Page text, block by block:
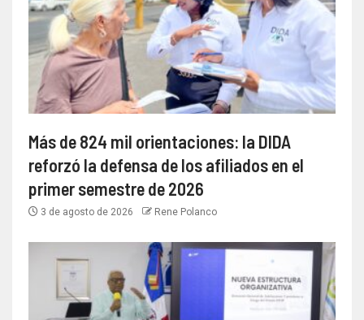
Más de 824 mil orientaciones: la DIDA
reforzó la defensa de los afiliados en el
primer semestre de 2026
3 de agosto de 2026 Rene Polanco